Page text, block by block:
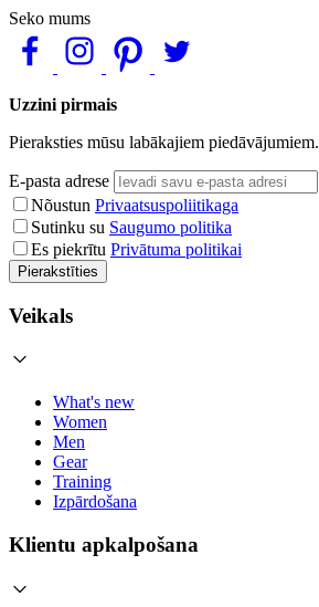
Seko mums
Uzzini pirmais
Pieraksties mūsu labākajiem piedāvājumiem.
E-pasta adrese
Nõustun Privaatsuspoliitikaga
Sutinku su Saugumo politika
Es piekrītu Privātuma politikai
Pierakstīties
Veikals
What's new
Women
Men
Gear
Training
Izpārdošana
Klientu apkalpošana